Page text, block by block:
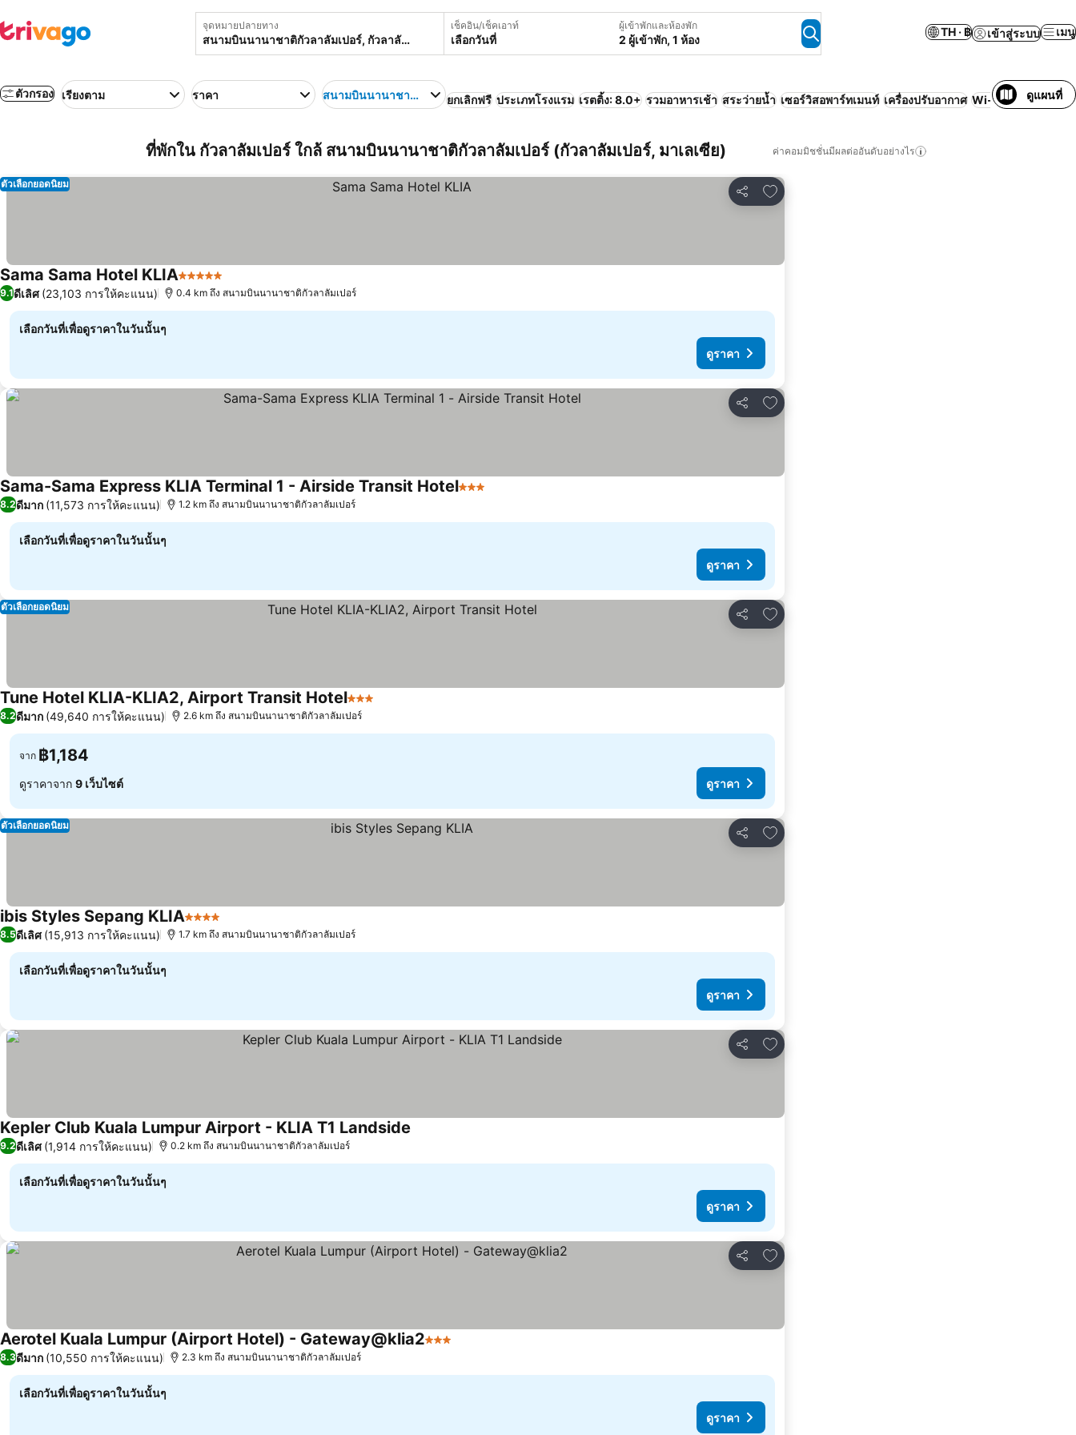
จุดหมายปลายทาง เช็คอิน/เช็คเอาท์
เลือกวันที่
ผู้เข้าพักและห้องพัก
2 ผู้เข้าพัก, 1 ห้อง
TH · ฿ เข้าสู่ระบบ เมนู
ตัวกรอง เรียงตาม ราคา สนามบินนานาชาติกัวลาลัมเปอร์
ยกเลิกฟรี ประเภทโรงแรม เรตติ้ง: 8.0+ รวมอาหารเช้า สระว่ายน้ำ เซอร์วิสอพาร์ทเมนท์ เครื่องปรับอากาศ Wi-Fi ไม่ต้องชำระเ
ดูแผนที่
ที่พักใน กัวลาลัมเปอร์ ใกล้ สนามบินนานาชาติกัวลาลัมเปอร์ (กัวลาลัมเปอร์, มาเลเซีย) ค่าคอมมิชชั่นมีผลต่ออันดับอย่างไร
แชร์
เพิ่มในรายการโปรด
ตัวเลือกยอดนิยม
Sama Sama Hotel KLIA5 ดาว
9.1ดีเลิศ (23,103 การให้คะแนน) 0.4 km ถึง สนามบินนานาชาติกัวลาลัมเปอร์
เลือกวันที่เพื่อดูราคาในวันนั้นๆ
ดูราคา
แชร์
เพิ่มในรายการโปรด
Sama-Sama Express KLIA Terminal 1 - Airside Transit Hotel3 ดาว
8.2ดีมาก (11,573 การให้คะแนน) 1.2 km ถึง สนามบินนานาชาติกัวลาลัมเปอร์
เลือกวันที่เพื่อดูราคาในวันนั้นๆ
ดูราคา
แชร์
เพิ่มในรายการโปรด
ตัวเลือกยอดนิยม
Tune Hotel KLIA-KLIA2, Airport Transit Hotel3 ดาว
8.2ดีมาก (49,640 การให้คะแนน) 2.6 km ถึง สนามบินนานาชาติกัวลาลัมเปอร์
จาก ฿1,184
ดูราคาจาก 9 เว็บไซต์ ดูราคา
แชร์
เพิ่มในรายการโปรด
ตัวเลือกยอดนิยม
ibis Styles Sepang KLIA4 ดาว
8.5ดีเลิศ (15,913 การให้คะแนน) 1.7 km ถึง สนามบินนานาชาติกัวลาลัมเปอร์
เลือกวันที่เพื่อดูราคาในวันนั้นๆ
ดูราคา
แชร์
เพิ่มในรายการโปรด
Kepler Club Kuala Lumpur Airport - KLIA T1 Landside
9.2ดีเลิศ (1,914 การให้คะแนน) 0.2 km ถึง สนามบินนานาชาติกัวลาลัมเปอร์
เลือกวันที่เพื่อดูราคาในวันนั้นๆ
ดูราคา
แชร์
เพิ่มในรายการโปรด
Aerotel Kuala Lumpur (Airport Hotel) - Gateway@klia23 ดาว
8.3ดีมาก (10,550 การให้คะแนน) 2.3 km ถึง สนามบินนานาชาติกัวลาลัมเปอร์
เลือกวันที่เพื่อดูราคาในวันนั้นๆ
ดูราคา